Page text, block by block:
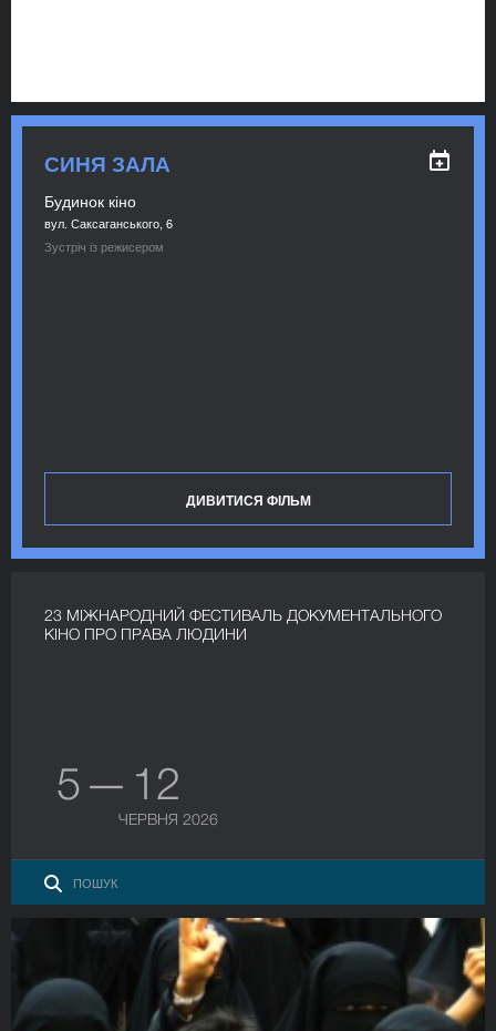
СИНЯ ЗАЛА
Будинок кіно
вул. Саксаганського, 6
Зустріч із режисером
ДИВИТИСЯ ФІЛЬМ
23 МІЖНАРОДНИЙ ФЕСТИВАЛЬ ДОКУМЕНТАЛЬНОГО
КІНО ПРО ПРАВА ЛЮДИНИ
5 — 12
ЧЕРВНЯ 2026